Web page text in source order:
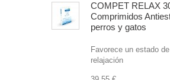
COMPET RELAX
Comprimidos
perros y gatos
Favorece un estado
relajación